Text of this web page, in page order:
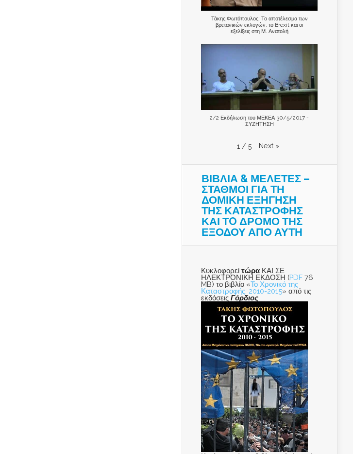
Τάκης Φωτόπουλος: Το αποτέλεσμα των
βρετανικών εκλογών, το Brexit και οι
εξελίξεις στη Μ. Ανατολή
2/2 Εκδήλωση του ΜΕΚΕΑ 30/5/2017 -
ΣΥΖΗΤΗΣΗ
1 / 5 Next »
ΒΙΒΛΙΑ & ΜΕΛΕΤΕΣ –
ΣΤΑΘΜΟΙ ΓΙΑ ΤΗ
ΔΟΜΙΚΗ ΕΞΗΓΗΣΗ
ΤΗΣ ΚΑΤΑΣΤΡΟΦΗΣ
ΚΑΙ ΤO ΔΡΟΜΟ ΤΗΣ
ΕΞΟΔΟΥ ΑΠΟ ΑΥΤΗ
Κυκλοφορεί τώρα ΚΑΙ ΣΕ
ΗΛΕΚΤΡΟΝΙΚΗ ΕΚΔΟΣΗ (PDF 76
MB) το βιβλίο «Το Χρονικό της
Καταστροφής: 2010-2015» από τις
εκδόσεις Γόρδιος